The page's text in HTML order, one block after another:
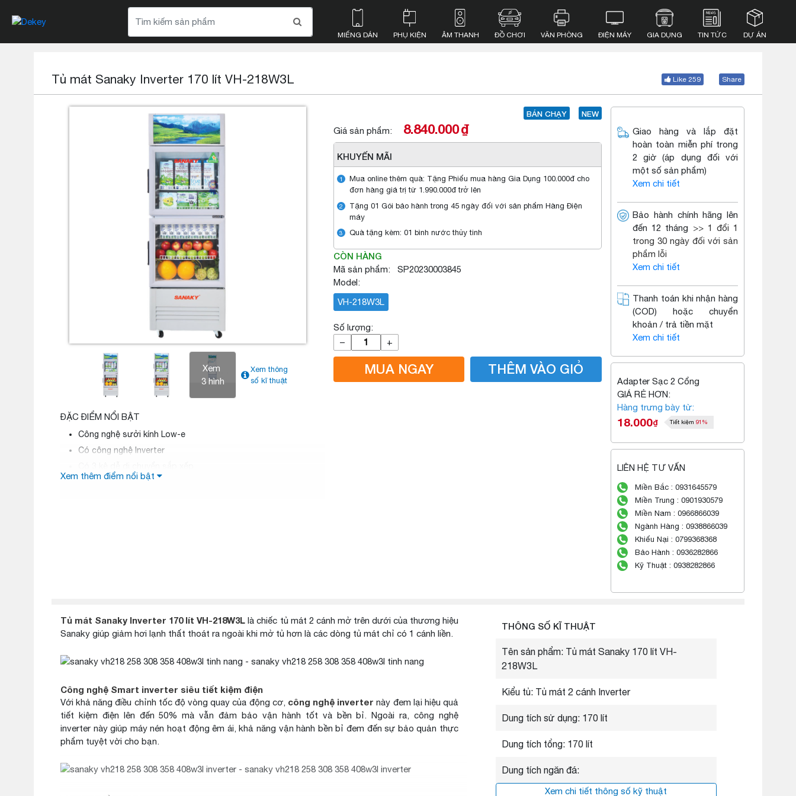
MIẾNG DÁN PHỤ KIỆN ÂM THANH ĐỒ CHƠI VĂN PHÒNG ĐIỆN MÁY GIA DỤNG TIN TỨC DỰ ÁN
Tủ mát Sanaky Inverter 170 lít VH-218W3L Like 259 Share
Xem
3 hình
Xem thông
số kĩ thuật
ĐẶC ĐIỂM NỔI BẬT
Công nghệ sưởi kính Low-e
Có công nghệ Inverter
Gas R600A
Xem thêm điểm nổi bật
BÁN CHẠY NEW
Giá sản phẩm: 8.840.000₫
KHUYẾN MÃI
1
Mua online thêm quà: Tặng Phiếu mua hàng Gia Dụng 100.000đ cho
đơn hàng giá trị từ 1.990.000đ trở lên
2
Tặng 01 Gói bảo hành trong 45 ngày đối với sản phẩm Hàng Điện
máy
3 Quà tặng kèm: 01 bình nước thủy tinh
CÒN HÀNG
Mã sản phẩm: SP20230003845
Model:
VH-218W3L
Số lượng:
–
+
MUA NGAY THÊM VÀO GIỎ
Giao hàng và lắp đặt
hoàn toàn miễn phí trong
2 giờ (áp dụng đối với
một số sản phẩm)
Xem chi tiết
Bảo hành chính hãng lên
đến 12 tháng >> 1 đổi 1
trong 30 ngày đối với sản
phẩm lỗi
Xem chi tiết
Thanh toán khi nhận hàng
(COD) hoặc chuyển
khoản / trả tiền mặt
Xem chi tiết
Adapter Sạc 2 Cổng
GIÁ RẺ HƠN:
Hàng trưng bày từ:
18.000₫ Tiết kiệm 91%
LIÊN HỆ TƯ VẤN
Miền Bắc : 0931645579
Miền Trung : 0901930579
Miền Nam : 0966866039
Ngành Hàng : 0938866039
Khiếu Nại : 0799368368
Bảo Hành : 0936282866
Kỹ Thuật : 0938282866
Tủ mát Sanaky Inverter 170 lít VH-218W3L là chiếc tủ mát 2 cánh mở trên dưới của thương hiệu
Sanaky giúp giảm hơi lạnh thất thoát ra ngoài khi mở tủ hơn là các dòng tủ mát chỉ có 1 cánh liền.
Công nghệ Smart inverter siêu tiết kiệm điện
Với khả năng điều chỉnh tốc độ vòng quay của động cơ, công nghệ inverter này đem lại hiệu quả
tiết kiệm điện lên đến 50% mà vẫn đảm bảo vận hành tốt và bền bỉ. Ngoài ra, công nghệ
inverter này giúp máy nén hoạt động êm ái, khả năng vận hành bền bỉ đem đến sự bảo quản thực
phẩm tuyệt vời cho bạn.
THÔNG SỐ KĨ THUẬT
Tên sản phẩm: Tủ mát Sanaky 170 lít VH-
218W3L
Kiểu tủ: Tủ mát 2 cánh Inverter
Dung tích sử dụng: 170 lít
Dung tích tổng: 170 lít
Dung tích ngăn đá:
Xem chi tiết thông số kỹ thuật